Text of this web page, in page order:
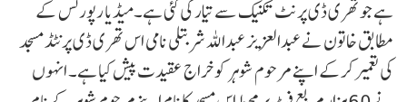
ہے جو تھری ڈی پرنٹ تکنیک سے تیار کی گئی ہے۔میڈیا رپورٹس کے
مطابق خاتون نے عبدالعزیز عبداللہ شربتلی نامی اس تھری ڈی پرنٹڈ مسجد
کی تعمیر کرکے اپنے مرحوم شوہر کو خراج عقیدت پیش کیا ہے۔ انہوں